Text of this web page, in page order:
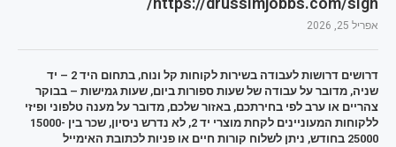
אפריל 25, 2026
דרושים דרושות לעבודה בשירות לקוחות קל ונוח, בתחום היד 2 – יד
שניה, מדובר על עבודה של שעות ספורות ביום, שעות גמישות – בבוקר
צהריים או ערב לפי בחירתכם, באזור שלכם, מדובר על מענה טלפוני ופיזי
ללקוחות המעוניינים לקחת מוצרי יד 2, לא נדרש ניסיון, שכר בין 15000-
25000 בחודש, ניתן לשלוח קורות חיים או פניות לכתובת האימייל